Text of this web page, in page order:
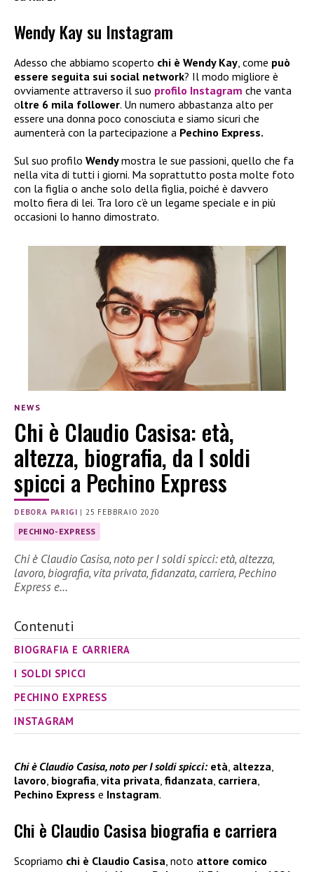
Wendy Kay su Instagram
Adesso che abbiamo scoperto chi è Wendy Kay, come può
essere seguita sui social network? Il modo migliore è
ovviamente attraverso il suo profilo Instagram che vanta
oltre 6 mila follower. Un numero abbastanza alto per
essere una donna poco conosciuta e siamo sicuri che
aumenterà con la partecipazione a Pechino Express.
Sul suo profilo Wendymostra le sue passioni, quello che fa
nella vita di tutti i giorni. Ma soprattutto posta molte foto
con la figlia o anche solo della figlia, poiché è davvero
molto fiera di lei. Tra loro c’è un legame speciale e in più
occasioni lo hanno dimostrato.
NEWS
Chi è Claudio Casisa: età,
altezza, biografia, da I soldi
spicci a Pechino Express
DEBORA PARIGI | 25 FEBBRAIO 2020
PECHINO-EXPRESS
Chi è Claudio Casisa, noto per I soldi spicci: età, altezza,
lavoro, biografia, vita privata, fidanzata, carriera, Pechino
Express e…
Contenuti
BIOGRAFIA E CARRIERA
I SOLDI SPICCI
PECHINO EXPRESS
INSTAGRAM
Chi è Claudio Casisa, noto per I soldi spicci: età, altezza,
lavoro, biografia, vita privata, fidanzata, carriera,
Pechino Express e Instagram.
Chi è Claudio Casisa biografia e carriera
Scopriamo chi è Claudio Casisa , noto attore comico